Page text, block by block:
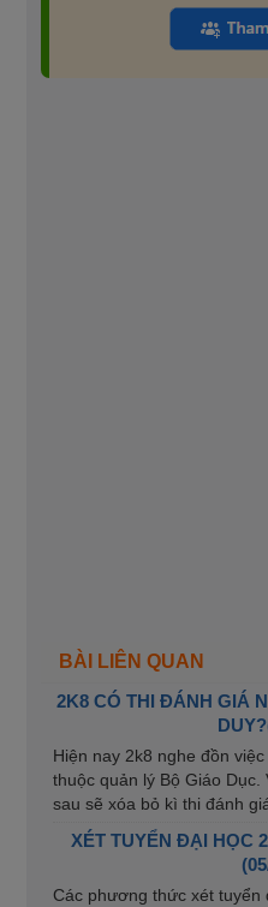
BÀI LIÊN QUAN
2K8 CÓ THI ĐÁNH GIÁ
Hiện nay 2k8 nghe đồn
thuộc quản lý Bộ Giáo
sau sẽ xóa bỏ kì thi đánh
XÉT TUYỂN ĐẠI HỌC
Các phương thức xét tuyển